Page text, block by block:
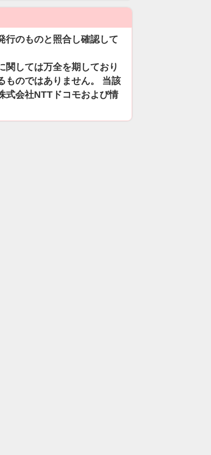
行のものと照合し確認して
関しては万全を期しており
ものではありません。 当該
式会社NTTドコモおよび情